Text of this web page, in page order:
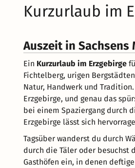
Kurzurlaub im
Auszeit in
Ein Kurzurlaub im Erzgebirge
Fichtelberg, urigen
Natur, Handwerk und
Erzgebirge, und genau das
bei einem Spaziergang durch
Erzgebirge lässt sich
Tagsüber wanderst du durch
durch die Täler oder besuchst
Gasthöfen ein, in denen